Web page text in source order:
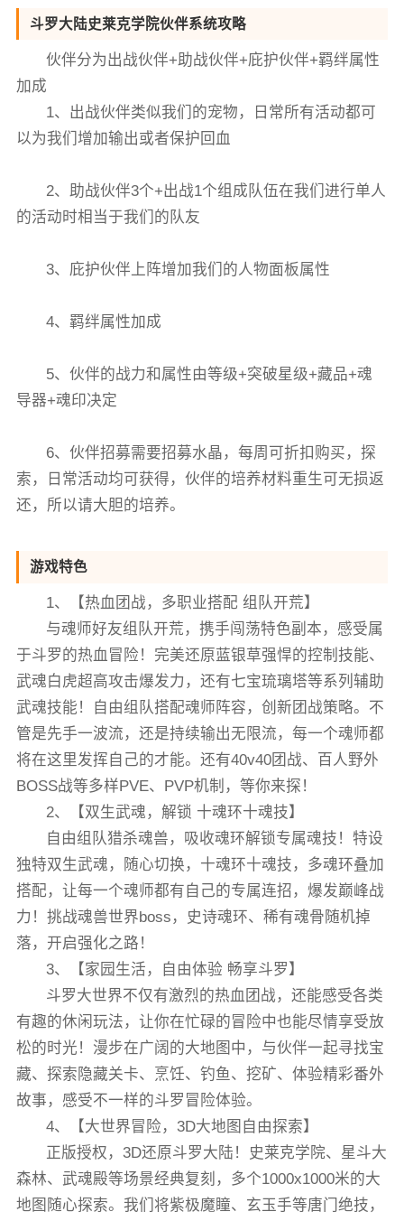
斗罗大陆史莱克学院伙伴系统攻略
伙伴分为出战伙伴+助战伙伴+庇护伙伴+羁绊属性
加成
1、出战伙伴类似我们的宠物，日常所有活动都可
以为我们增加输出或者保护回血
2、助战伙伴3个+出战1个组成队伍在我们进行单人
的活动时相当于我们的队友
3、庇护伙伴上阵增加我们的人物面板属性
4、羁绊属性加成
5、伙伴的战力和属性由等级+突破星级+藏品+魂
导器+魂印决定
6、伙伴招募需要招募水晶，每周可折扣购买，探
索，日常活动均可获得，伙伴的培养材料重生可无损返
还，所以请大胆的培养。
游戏特色
1、【热血团战，多职业搭配 组队开荒】
与魂师好友组队开荒，携手闯荡特色副本，感受属
于斗罗的热血冒险！完美还原蓝银草强悍的控制技能、
武魂白虎超高攻击爆发力，还有七宝琉璃塔等系列辅助
武魂技能！自由组队搭配魂师阵容，创新团战策略。不
管是先手一波流，还是持续输出无限流，每一个魂师都
将在这里发挥自己的才能。还有40v40团战、百人野外
BOSS战等多样PVE、PVP机制，等你来探！
2、【双生武魂，解锁 十魂环十魂技】
自由组队猎杀魂兽，吸收魂环解锁专属魂技！特设
独特双生武魂，随心切换，十魂环十魂技，多魂环叠加
搭配，让每一个魂师都有自己的专属连招，爆发巅峰战
力！挑战魂兽世界boss，史诗魂环、稀有魂骨随机掉
落，开启强化之路！
3、【家园生活，自由体验 畅享斗罗】
斗罗大世界不仅有激烈的热血团战，还能感受各类
有趣的休闲玩法，让你在忙碌的冒险中也能尽情享受放
松的时光！漫步在广阔的大地图中，与伙伴一起寻找宝
藏、探索隐藏关卡、烹饪、钓鱼、挖矿、体验精彩番外
故事，感受不一样的斗罗冒险体验。
4、【大世界冒险，3D大地图自由探索】
正版授权，3D还原斗罗大陆！史莱克学院、星斗大
森林、武魂殿等场景经典复刻，多个1000x1000米的大
地图随心探索。我们将紫极魔瞳、玄玉手等唐门绝技，